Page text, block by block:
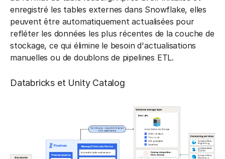
enregistré les tables externes dans Snowflake, elles
peuvent être automatiquement actualisées pour
refléter les données les plus récentes de la couche de
stockage, ce qui élimine le besoin d'actualisations
manuelles ou de doublons de pipelines ETL.
Databricks et Unity Catalog